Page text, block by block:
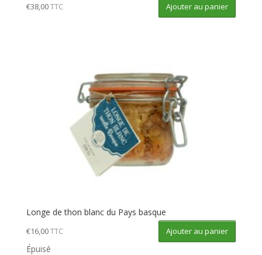
€38,00TTC Ajouter au panier
Longe de thon blanc du Pays basque
€16,00TTC Ajouter au panier
Épuisé